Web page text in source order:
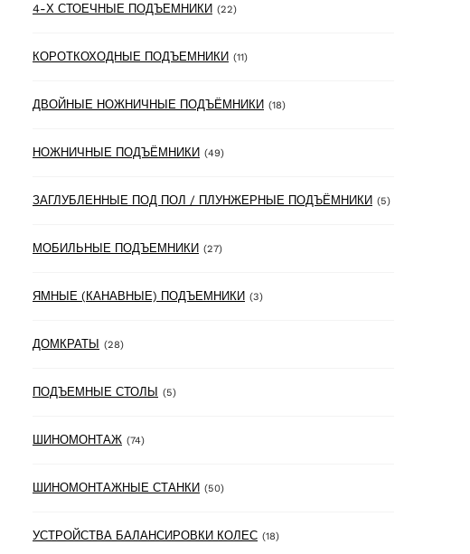
4-Х СТОЕЧНЫЕ ПОДЪЕМНИКИ (22)22 products
КОРОТКОХОДНЫЕ ПОДЪЕМНИКИ (11)11 products
ДВОЙНЫЕ НОЖНИЧНЫЕ ПОДЪЁМНИКИ (18)18 products
НОЖНИЧНЫЕ ПОДЪЁМНИКИ (49)49 products
ЗАГЛУБЛЕННЫЕ ПОД ПОЛ / ПЛУНЖЕРНЫЕ ПОДЪЁМНИКИ (5)5 products
МОБИЛЬНЫЕ ПОДЪЕМНИКИ (27)27 products
ЯМНЫЕ (КАНАВНЫЕ) ПОДЪЕМНИКИ (3)3 products
ДОМКРАТЫ (28)28 products
ПОДЪЕМНЫЕ СТОЛЫ (5)5 products
ШИНОМОНТАЖ (74)74 products
ШИНОМОНТАЖНЫЕ СТАНКИ (50)50 products
УСТРОЙСТВА БАЛАНСИРОВКИ КОЛЕС (18)18 products